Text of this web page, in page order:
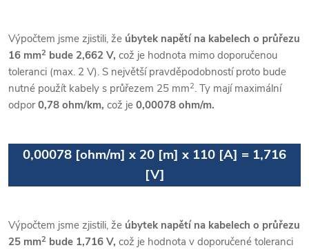
Výpočtem jsme zjistili, že úbytek napětí na kabelech o průřezu
16 mm2 bude 2,662 V, což je hodnota mimo doporučenou
toleranci (max. 2 V). S největší pravděpodobností proto bude
nutné použít kabely s průřezem 25 mm2. Ty mají maximální
odpor0,78 ohm/km, což je 0,00078 ohm/m.
0,00078 [ohm/m] x 20 [m] x 110 [A] = 1,716
[V]
Výpočtem jsme zjistili, že úbytek napětí na kabelech o průřezu
25 mm2 bude 1,716 V, což je hodnota v doporučené toleranci